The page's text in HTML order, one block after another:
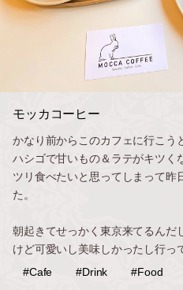
モッカコーヒー
かなり前からこのカフェに行こう
ハシゴで甘いもの＆ラテがキツく
ツリ食べたいと思ってしまって昨
た。
朝起きてせっかく東京来てるんだ
けど可愛いし美味しかったし行っ
#Cafe
#Drink #Food